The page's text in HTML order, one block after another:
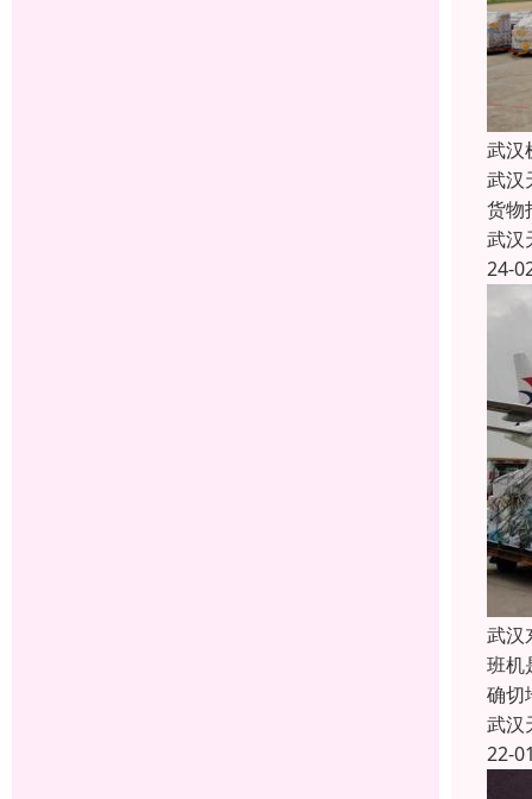
武汉
武汉
货物
武汉
24-
武汉
班机
确切
武汉
22-